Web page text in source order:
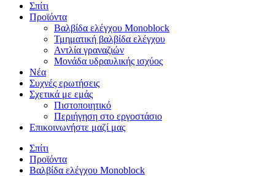
Σπίτι
Προϊόντα
Βαλβίδα ελέγχου Monoblock
Τμηματική βαλβίδα ελέγχου
Αντλία γραναζιών
Μονάδα υδραυλικής ισχύος
Νέα
Συχνές ερωτήσεις
Σχετικά με εμάς
Πιστοποιητικό
Περιήγηση στο εργοστάσιο
Επικοινωνήστε μαζί μας
Σπίτι
Προϊόντα
Βαλβίδα ελέγχου Monoblock